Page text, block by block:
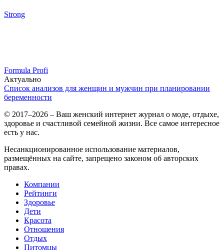
Strong
Formula Profi
Актуально
Список анализов для женщин и мужчин при планировании
беременности
© 2017–2026 – Ваш женский интернет журнал о моде, отдыхе,
здоровье и счастливой семейной жизни. Все самое интересное
есть у нас.
Несанкционированное использование материалов,
размещённых на сайте, запрещено законом об авторских
правах.
Компании
Рейтинги
Здоровье
Дети
Красота
Отношения
Отдых
Питомцы